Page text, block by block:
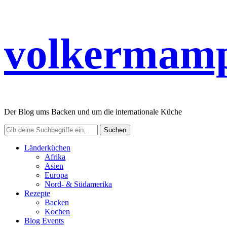
Der Blog ums Backen und um die internationale Küche
Länderküchen
Afrika
Asien
Europa
Nord- & Südamerika
Rezepte
Backen
Kochen
Blog Events